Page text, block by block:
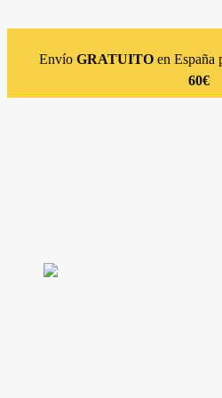
Envío GRATUITOen España
60€